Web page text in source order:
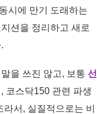
시에 만기 도래하는
션을 정리하고 새로
을 쓰진 않고, 보통 선
코스닥150 관련 파생
서, 실질적으로는 비